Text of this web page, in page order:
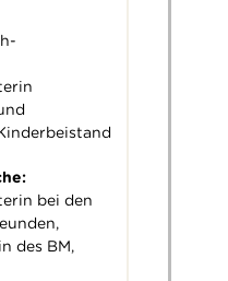
bei den
des BM,